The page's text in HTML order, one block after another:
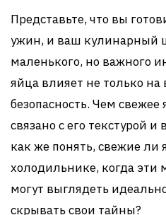
Представьте, что вы
ужин, и ваш кулинарный
маленького, но важного
яйца влияет не только на
безопасность. Чем
связано с его текстурой
как же понять, свежие ли
холодильнике, когда
могут выглядеть
скрывать свои тайны?